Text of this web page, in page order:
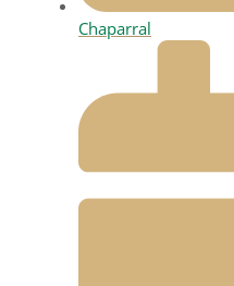
Chaparral